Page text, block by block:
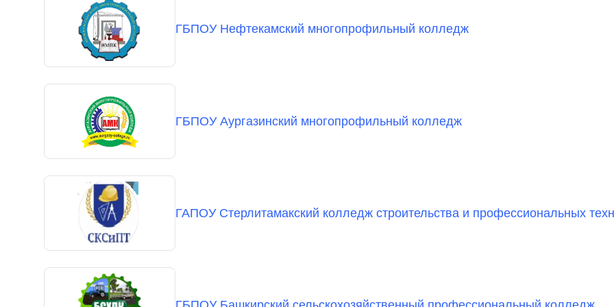
ГБПОУ Нефтекамский многопрофильный колледж
ГБПОУ Аургазинский многопрофильный колледж
ГАПОУ Стерлитамакский колледж строительства и профессиональных